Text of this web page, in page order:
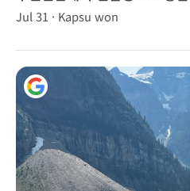
Jul 31 · Kapsu won